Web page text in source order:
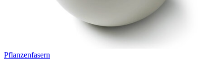
Pflanzenfasern